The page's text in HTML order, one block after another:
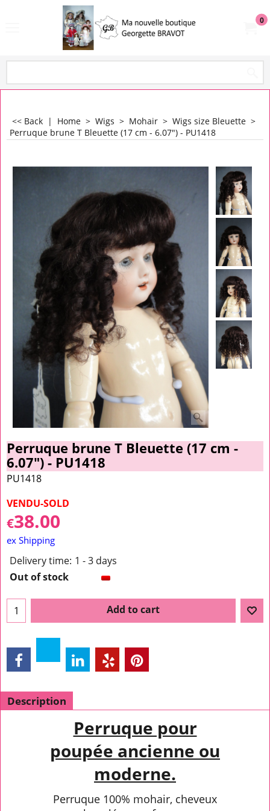
0
<< Back | Home > Wigs > Mohair > Wigs size Bleuette >
Perruque brune T Bleuette (17 cm - 6.07") - PU1418
Perruque brune T Bleuette (17 cm -
6.07") - PU1418
PU1418
VENDU-SOLD
€38.00
ex Shipping
Delivery time: 1 - 3 days
Out of stock
Add to cart
Description
Perruque pour
poupée ancienne ou
moderne.
Perruque 100% mohair, cheveux